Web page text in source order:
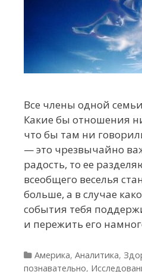
Все члены одной
Какие бы отношения
что бы там ни
— это чрезвычайно
радость, то ее
всеобщего веселья
больше, а в случае
события тебя
и пережить его
Рубрики
Америка, Аналитика,
познавательно,